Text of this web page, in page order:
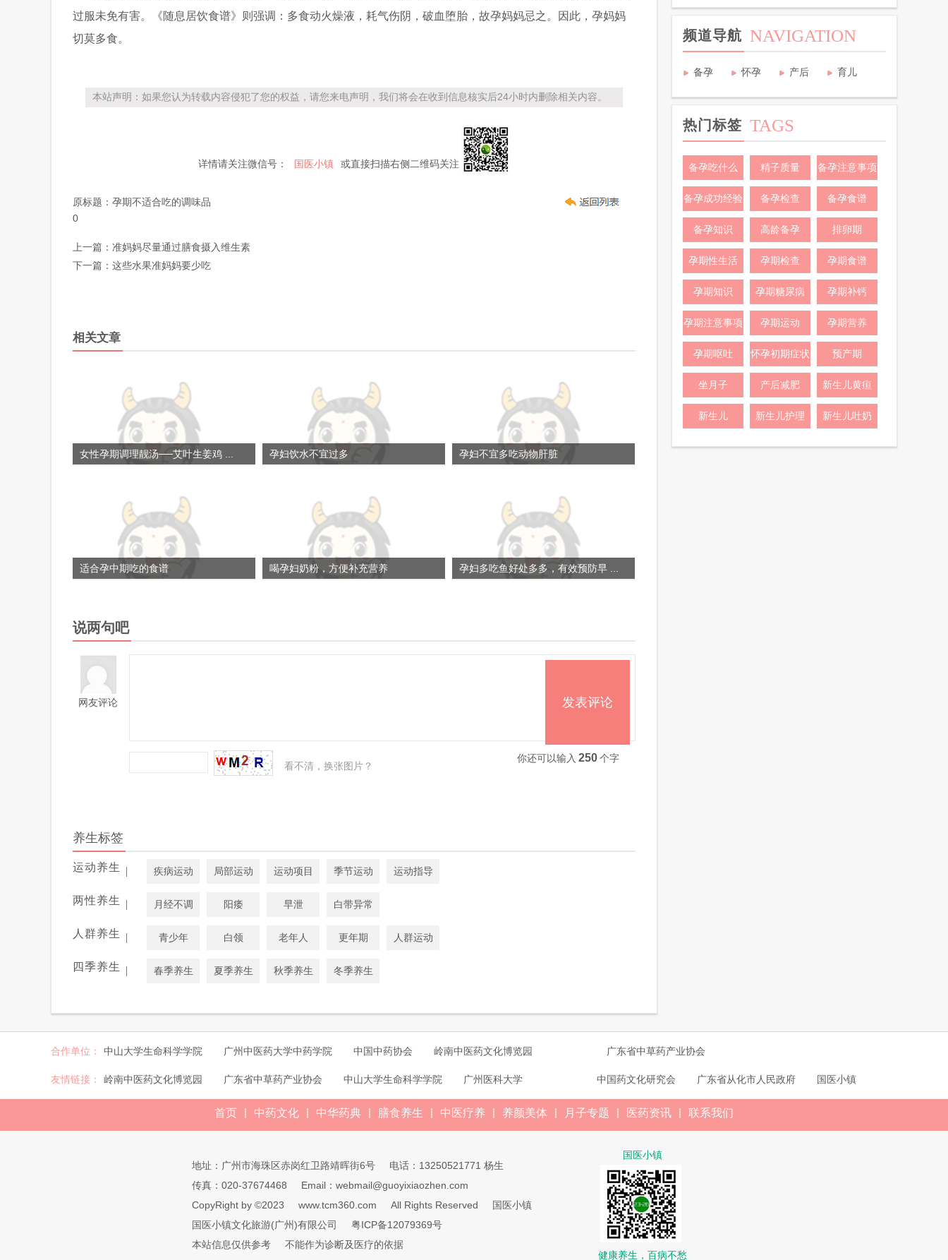
过服未免有害。《随息居饮食谱》则强调：多食动火燥液，耗气伤阴，破血堕胎，故孕妈妈忌之。因此，孕妈妈
切莫多食。
本站声明：如果您认为转载内容侵犯了您的权益，请您来电声明，我们将会在收到信息核实后24小时内删除相关内容。
详情请关注微信号： 国医小镇 或直接扫描右侧二维码关注
原标题： 孕期不适合吃的调味品
0
上一篇： 准妈妈尽量通过膳食摄入维生素
下一篇： 这些水果准妈妈要少吃
相关文章
女性孕期调理靓汤──艾叶生姜鸡 ... 孕妇饮水不宜过多 孕妇不宜多吃动物肝脏
适合孕中期吃的食谱 喝孕妇奶粉，方便补充营养 孕妇多吃鱼好处多多，有效预防早 ...
说两句吧
网友评论 发表评论
看不清，换张图片？
你还可以输入 250个字
养生标签
运动养生 | 疾病运动 局部运动 运动项目 季节运动 运动指导
两性养生 | 月经不调 阳痿 早泄 白带异常
人群养生 | 青少年 白领 老年人 更年期 人群运动
四季养生 | 春季养生 夏季养生 秋季养生 冬季养生
频道导航 NAVIGATION
备孕 怀孕 产后 育儿
热门标签 TAGS
备孕吃什么 精子质量 备孕注意事项
备孕成功经验 备孕检查 备孕食谱
备孕知识 高龄备孕 排卵期
孕期性生活 孕期检查 孕期食谱
孕期知识 孕期糖尿病 孕期补钙
孕期注意事项 孕期运动 孕期营养
孕期呕吐 怀孕初期症状 预产期
坐月子 产后减肥 新生儿黄疸
新生儿 新生儿护理 新生儿吐奶
合作单位： 中山大学生命科学学院 广州中医药大学中药学院 中国中药协会 岭南中医药文化博览园 广东省中草药产业协会
友情链接： 岭南中医药文化博览园 广东省中草药产业协会 中山大学生命科学学院 广州医科大学 中国药文化研究会 广东省从化市人民政府 国医小镇
首页 | 中药文化 | 中华药典 | 膳食养生 | 中医疗养 | 养颜美体 | 月子专题 | 医药资讯 | 联系我们
地址：广州市海珠区赤岗红卫路靖晖街6号
电话：13250521771 杨生
传真：020-37674468
Email：webmail@guoyixiaozhen.com
CopyRight by ©2023
www.tcm360.com All Rights Reserved
国医小镇
国医小镇文化旅游(广州)有限公司
粤ICP备12079369号
本站信息仅供参考
不能作为诊断及医疗的依据
国医小镇
健康养生，百病不愁